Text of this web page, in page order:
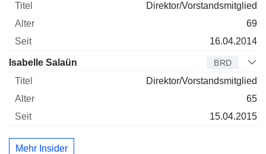
Direktor/Vorstandsmitglied
69
16.04.2014
Isabelle Salaün BRD
Direktor/Vorstandsmitglied
65
15.04.2015
Mehr Insider